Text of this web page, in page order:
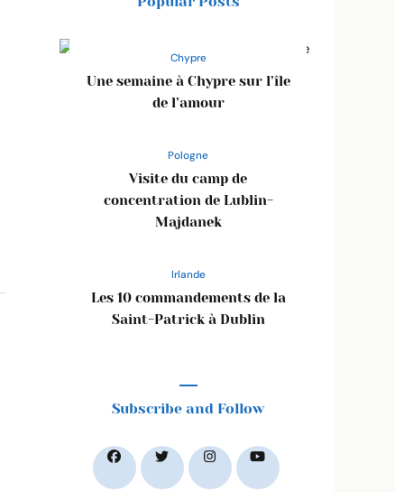
Chypre
Une semaine à Chypre sur l’île
de l’amour
Pologne
Visite du camp de
concentration de Lublin-
Majdanek
Irlande
Les 10 commandements de la
Saint-Patrick à Dublin
Subscribe and Follow